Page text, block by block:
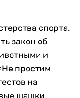
спорта.
закон об
и
простим
на
шашки.